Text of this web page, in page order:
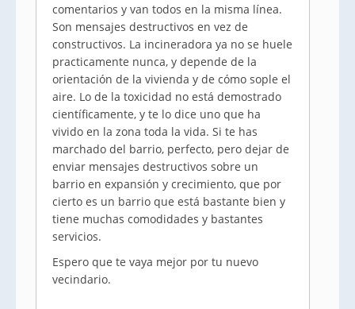
comentarios y van todos en la misma línea.
Son mensajes destructivos en vez de
constructivos. La incineradora ya no se huele
practicamente nunca, y depende de la
orientación de la vivienda y de cómo sople el
aire. Lo de la toxicidad no está demostrado
científicamente, y te lo dice uno que ha
vivido en la zona toda la vida. Si te has
marchado del barrio, perfecto, pero dejar de
enviar mensajes destructivos sobre un
barrio en expansión y crecimiento, que por
cierto es un barrio que está bastante bien y
tiene muchas comodidades y bastantes
servicios.
Espero que te vaya mejor por tu nuevo
vecindario.